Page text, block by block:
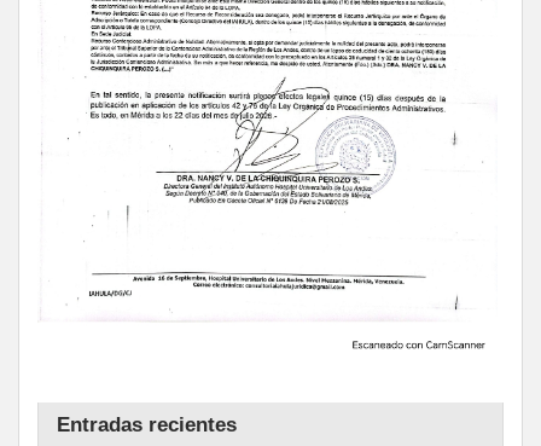
Entradas recientes